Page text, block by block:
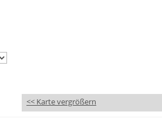
<< Karte vergrößern